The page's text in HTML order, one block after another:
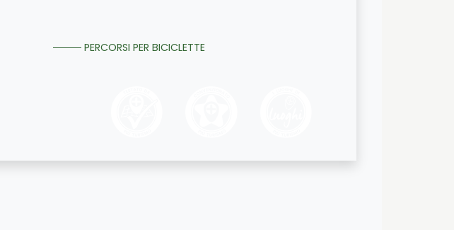
PERCORSI PER BICICLETTE